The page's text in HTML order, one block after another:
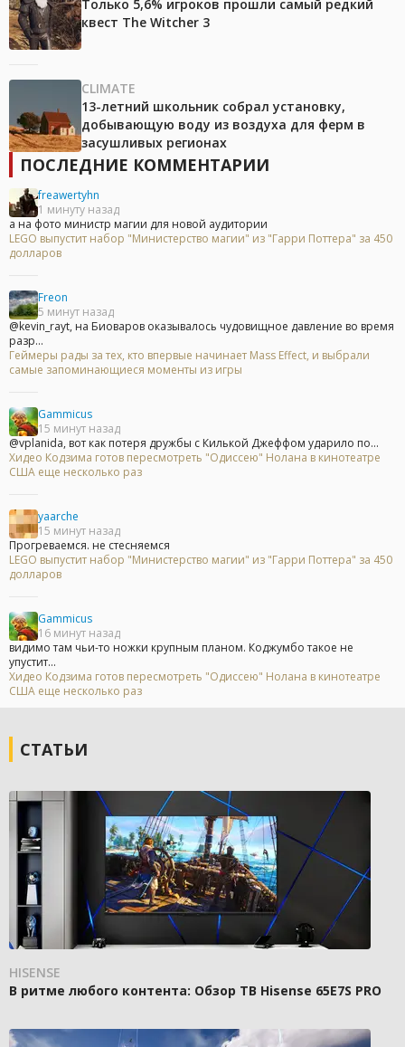
Только 5,6% игроков прошли самый редкий
квест The Witcher 3
CLIMATE
13-летний школьник собрал установку,
добывающую воду из воздуха для ферм в
засушливых регионах
ПОСЛЕДНИЕ КОММЕНТАРИИ
freawertyhn
1 минуту назад
а на фото министр магии для новой аудитории
LEGO выпустит набор "Министерство магии" из "Гарри Поттера" за 450
долларов
Freon
5 минут назад
@kevin_rayt, на Биоваров оказывалось чудовищное давление во время
разр...
Геймеры рады за тех, кто впервые начинает Mass Effect, и выбрали
самые запоминающиеся моменты из игры
Gammicus
15 минут назад
@vplanida, вот как потеря дружбы с Килькой Джеффом ударило по...
Хидео Кодзима готов пересмотреть "Одиссею" Нолана в кинотеатре
США еще несколько раз
yaarche
15 минут назад
Прогреваемся. не стесняемся
LEGO выпустит набор "Министерство магии" из "Гарри Поттера" за 450
долларов
Gammicus
16 минут назад
видимо там чьи-то ножки крупным планом. Коджумбо такое не
упустит...
Хидео Кодзима готов пересмотреть "Одиссею" Нолана в кинотеатре
США еще несколько раз
СТАТЬИ
HISENSE
В ритме любого контента: Обзор ТВ Hisense 65E7S PRO